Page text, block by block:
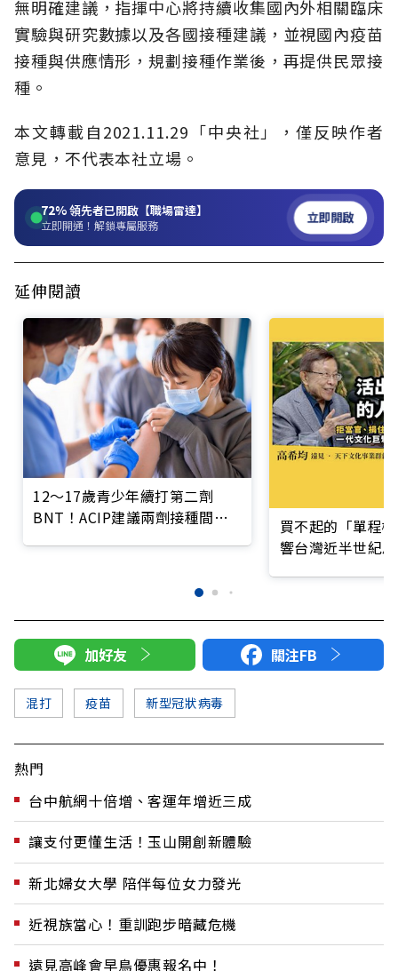
無明確建議，指揮中心將持續收集國內外相關臨床
實驗與研究數據以及各國接種建議，並視國內疫苗
接種與供應情形，規劃接種作業後，再提供民眾接
種。
本文轉載自2021.11.29「中央社」，僅反映作者
意見，不代表本社立場。
72%領先者已開啟【職場雷達】
立即開通！解鎖專屬服務 立即開啟
延伸閱讀
12～17歲青少年續打第二劑
BNT！ACIP建議兩劑接種間隔
買不起的「單程
響台灣近半世紀
加好友 關注FB
混打 疫苗 新型冠狀病毒
熱門
台中航網十倍增、客運年增近三成
讓支付更懂生活！玉山開創新體驗
新北婦女大學 陪伴每位女力發光
近視族當心！重訓跑步暗藏危機
遠見高峰會早鳥優惠報名中！